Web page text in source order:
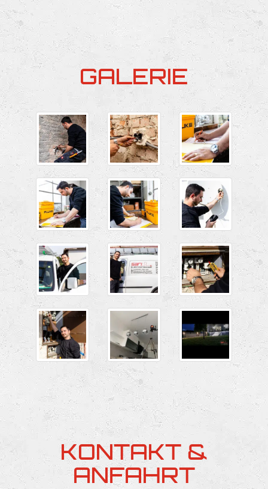
GALERIE
KONTAKT &
ANFAHRT